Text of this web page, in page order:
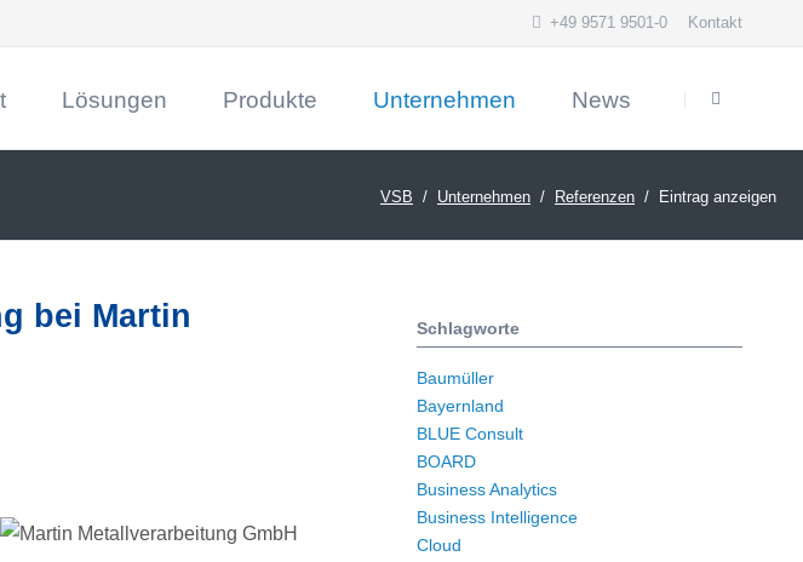
+49 9571 9501-0 Kontakt
überspringen
Lösungen Produkte
Dynamics 365 Sales (CRM)
Dokumentenlenkung VSB.Docs
Maßnahmenverwaltung VSB.Actions
Data Warehouse Automation mit AnalyticsCreator
Unternehmen
Kontakt und Anfahrt
News
VSB Unternehmen Referenzen Eintrag anzeigen
bei Martin
Schlagworte
Baumüller
Bayernland
BLUE Consult
BOARD
Business Analytics
Business Intelligence
Cloud